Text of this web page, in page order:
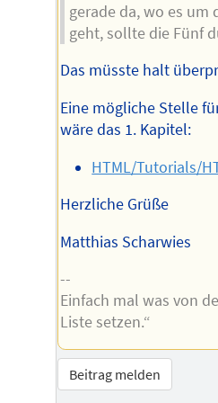
gerade da, wo es um
geht, sollte die Fünf
Das müsste halt
Eine mögliche Stelle
wäre das 1. Kapitel:
HTML/Tutorials/
Herzliche Grüße
Matthias Scharwies
--
Einfach mal was von
Liste setzen.“
Beitrag melden